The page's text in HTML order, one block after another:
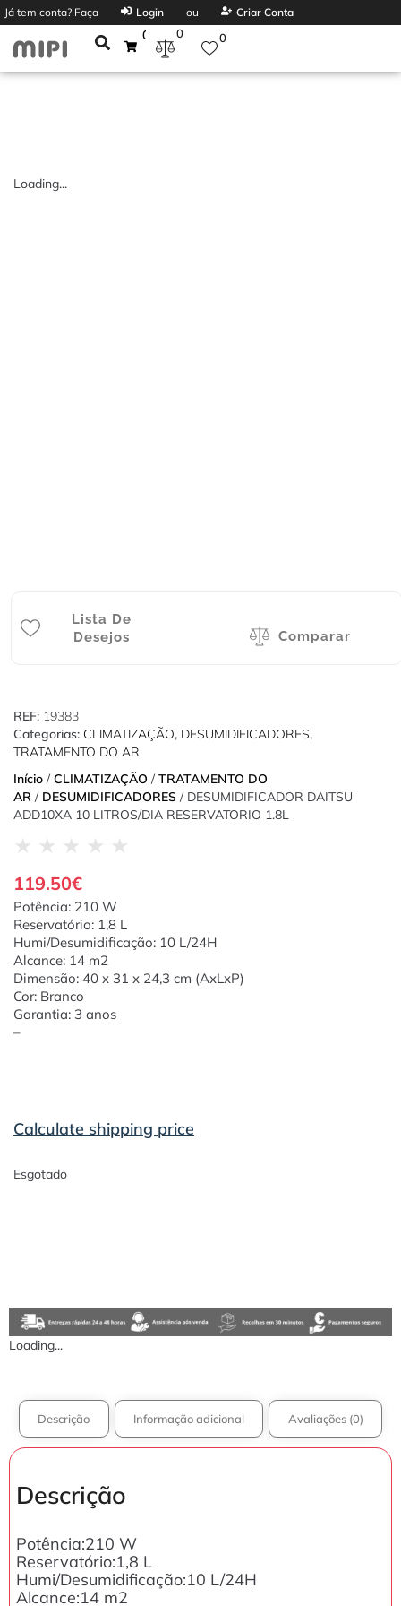
Já tem conta? Faça Login ou Criar Conta
0 0 0
Loading...
Lista De
Desejos
Comparar
REF: 19383
Categorias: CLIMATIZAÇÃO, DESUMIDIFICADORES,
TRATAMENTO DO AR
Início / CLIMATIZAÇÃO / TRATAMENTO DO
AR / DESUMIDIFICADORES / DESUMIDIFICADOR DAITSU
ADD10XA 10 LITROS/DIA RESERVATORIO 1.8L
★ ★ ★ ★ ★
119.50€
Potência: 210 W
Reservatório: 1,8 L
Humi/Desumidificação: 10 L/24H
Alcance: 14 m2
Dimensão: 40 x 31 x 24,3 cm (AxLxP)
Cor: Branco
Garantia: 3 anos
–
Calculate shipping price
Esgotado
Loading...
Descrição Informação adicional Avaliações (0)
Descrição
Potência:210 W
Reservatório:1,8 L
Humi/Desumidificação:10 L/24H
Alcance:14 m2